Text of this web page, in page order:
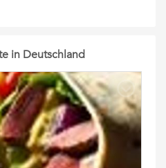
in Deutschland